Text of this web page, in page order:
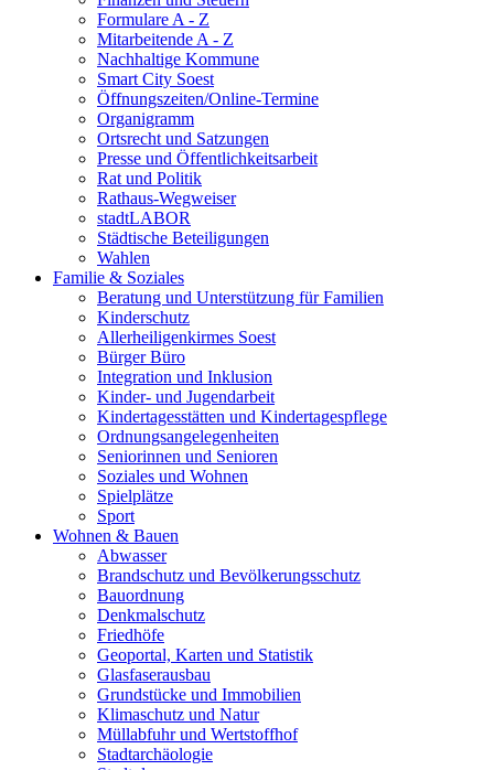
Formulare A - Z
Mitarbeitende A - Z
Nachhaltige Kommune
Smart City Soest
Öffnungszeiten/Online-Termine
Organigramm
Ortsrecht und Satzungen
Presse und Öffentlichkeitsarbeit
Rat und Politik
Rathaus-Wegweiser
stadtLABOR
Städtische Beteiligungen
Wahlen
Familie & Soziales
Beratung und Unterstützung für Familien
Kinderschutz
Allerheiligenkirmes Soest
Bürger Büro
Integration und Inklusion
Kinder- und Jugendarbeit
Kindertagesstätten und Kindertagespflege
Ordnungsangelegenheiten
Seniorinnen und Senioren
Soziales und Wohnen
Spielplätze
Sport
Wohnen & Bauen
Abwasser
Brandschutz und Bevölkerungsschutz
Bauordnung
Denkmalschutz
Friedhöfe
Geoportal, Karten und Statistik
Glasfaserausbau
Grundstücke und Immobilien
Klimaschutz und Natur
Müllabfuhr und Wertstoffhof
Stadtarchäologie